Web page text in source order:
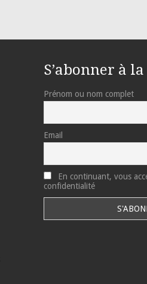
S’abonner à
Prénom ou nom complet
Email
En continuant, vous
confidentialité